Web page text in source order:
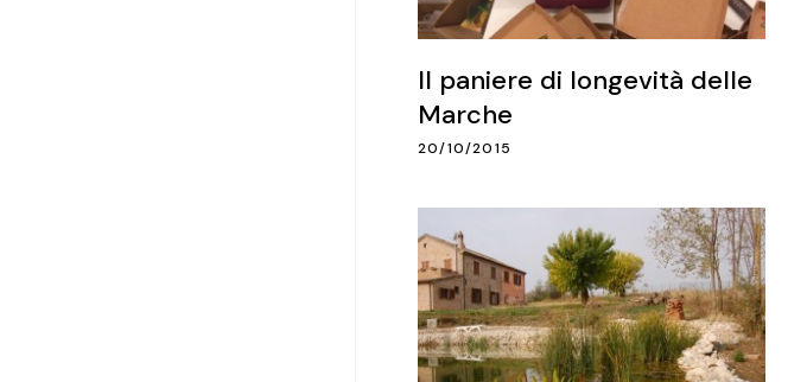
Il paniere di longevità delle
Marche
20/10/2015